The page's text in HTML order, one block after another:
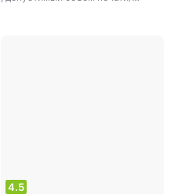
4.5